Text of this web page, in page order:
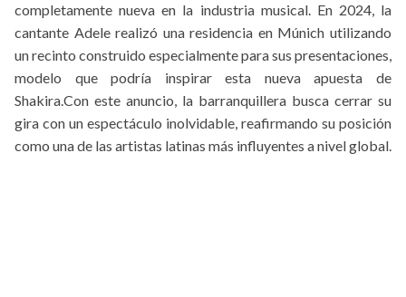
completamente nueva en la industria musical. En 2024, la
cantante Adele realizó una residencia en Múnich utilizando
un recinto construido especialmente para sus presentaciones,
modelo que podría inspirar esta nueva apuesta de
Shakira.Con este anuncio, la barranquillera busca cerrar su
gira con un espectáculo inolvidable, reafirmando su posición
como una de las artistas latinas más influyentes a nivel global.